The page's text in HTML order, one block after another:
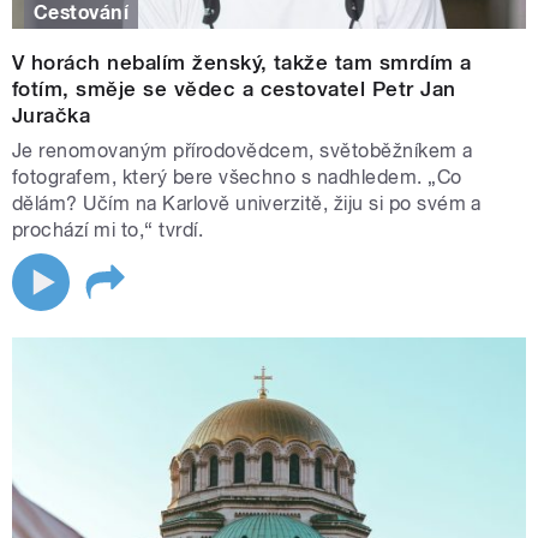
(PREMIÉRA)
Hry
Jules Verne: Cesta kolem světa za 80 dní
Agatha Christie: Vražda na Nilu
František Pavlíček: Odysseus
Ivan Vyskočil: Cesta do Úbic
Wolfgang Hildesheimer: Balkánexpres aneb Ze
života padělatele
Svatopluk Čech: Pravý výlet pana Broučka
Petr Zikmund: Magellan
Hašek, Kisch, Longen: Z Karlína do Bratislavy
Miloš Pospíšil: Velký vandr (Eskymo Welzl)
Pohádky
Cestování
V horách nebalím ženský, takže tam smrdím a
fotím, směje se vědec a cestovatel Petr Jan
Juračka
Je renomovaným přírodovědcem, světoběžníkem a
fotografem, který bere všechno s nadhledem. „Co
dělám? Učím na Karlově univerzitě, žiju si po svém a
prochází mi to,“ tvrdí.